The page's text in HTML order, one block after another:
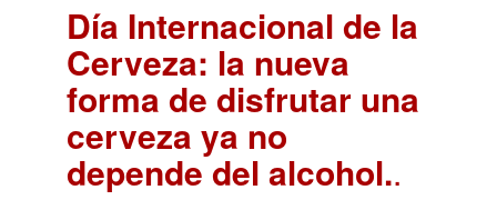
Día Internacional de la
Cerveza: la nueva
forma de disfrutar una
cerveza ya no
depende del alcohol..